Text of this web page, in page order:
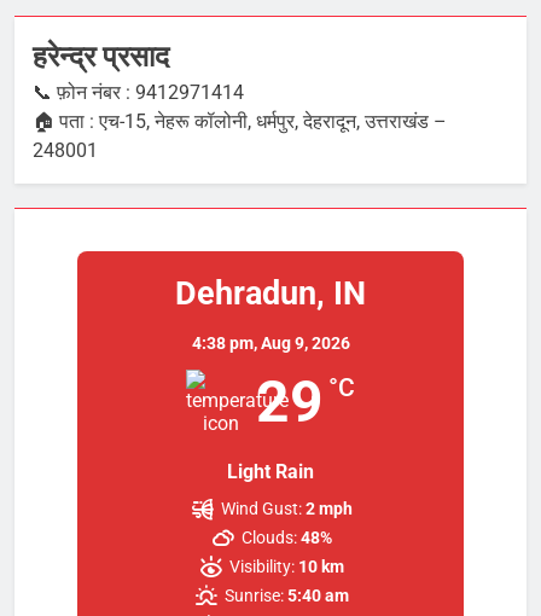
हरेन्द्र प्रसाद
📞 फ़ोन नंबर : 9412971414
🏠 पता : एच-15, नेहरू कॉलोनी, धर्मपुर, देहरादून, उत्तराखंड –
248001
Dehradun, IN
4:38 pm,Aug 9, 2026
29 °C
Light Rain
Wind Gust:2 mph
Clouds:48%
Visibility: 10 km
Sunrise:5:40 am